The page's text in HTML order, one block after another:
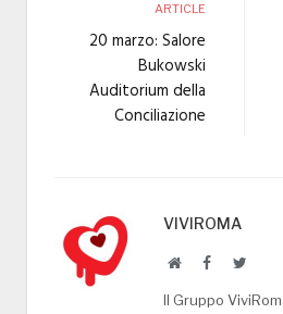
ARTICLE
20 marzo: Salore
Bukowski
Auditorium della
Conciliazione
VIVIROMA
WebsiteFacebookTwitter
Il Gruppo